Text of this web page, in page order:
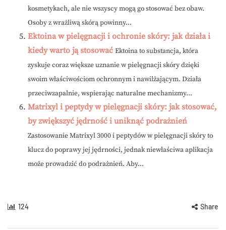
kosmetykach, ale nie wszyscy mogą go stosować bez obaw.
Osoby z wrażliwą skórą powinny...
Ektoina w pielęgnacji i ochronie skóry: jak działa i
kiedy warto ją stosować Ektoina to substancja, która
zyskuje coraz większe uznanie w pielęgnacji skóry dzięki
swoim właściwościom ochronnym i nawilżającym. Działa
przeciwzapalnie, wspierając naturalne mechanizmy...
Matrixyl i peptydy w pielęgnacji skóry: jak stosować,
by zwiększyć jędrność i uniknąć podrażnień
Zastosowanie Matrixyl 3000 i peptydów w pielęgnacji skóry to
klucz do poprawy jej jędrności, jednak niewłaściwa aplikacja
może prowadzić do podrażnień. Aby...
124 Share